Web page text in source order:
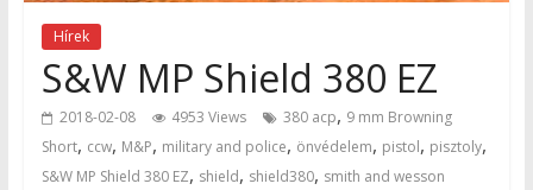
Hírek
S&W MP Shield 380 EZ
2018-02-08 4953 Views 380 acp, 9 mm Browning
Short, ccw, M&P, military and police, önvédelem, pistol, pisztoly,
S&W MP Shield 380 EZ, shield, shield380, smith and wesson